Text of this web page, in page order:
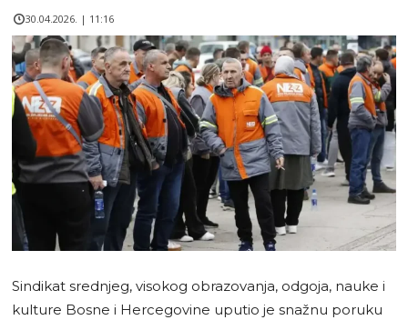
30.04.2026. | 11:16
Sindikat srednjeg, visokog obrazovanja, odgoja, nauke i
kulture Bosne i Hercegovine uputio je snažnu poruku